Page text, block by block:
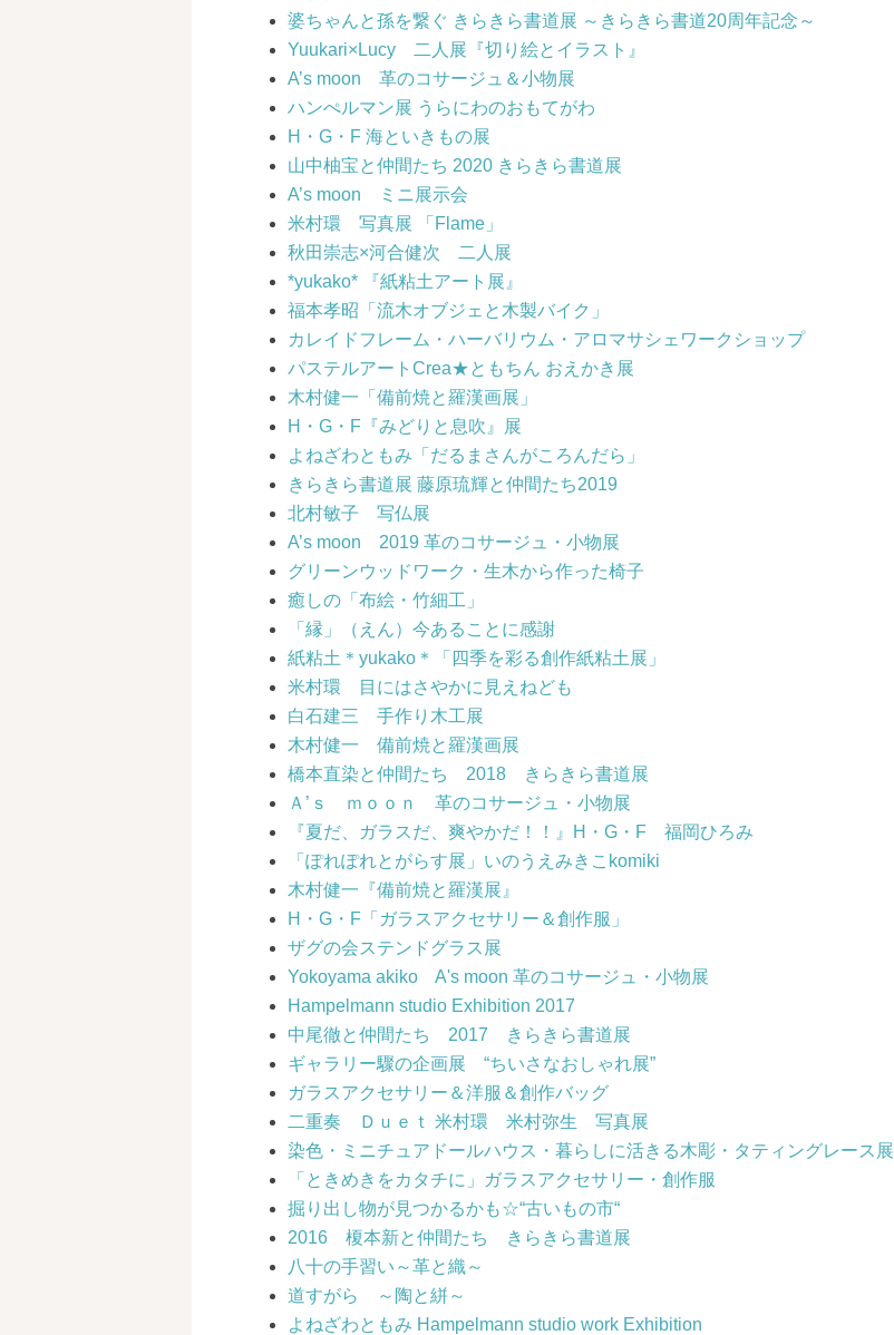
婆ちゃんと孫を繋ぐ きらきら書道展 ～きらきら書道20周年記念～
Yuukari×Lucy 二人展『切り絵とイラスト』
A’s moon 革のコサージュ＆小物展
ハンぺルマン展 うらにわのおもてがわ
H・G・F 海といきもの展
山中柚宝と仲間たち 2020 きらきら書道展
A’s moon ミニ展示会
米村環 写真展 「Flame」
秋田崇志×河合健次 二人展
*yukako* 『紙粘土アート展』
福本孝昭「流木オブジェと木製バイク」
カレイドフレーム・ハーバリウム・アロマサシェワークショップ
パステルアートCrea★ともちん おえかき展
木村健一「備前焼と羅漢画展」
H・G・F『みどりと息吹』展
よねざわともみ「だるまさんがころんだら」
きらきら書道展 藤原琉輝と仲間たち2019
北村敏子 写仏展
A’s moon 2019 革のコサージュ・小物展
グリーンウッドワーク・生木から作った椅子
癒しの「布絵・竹細工」
「縁」（えん）今あることに感謝
紙粘土＊yukako＊「四季を彩る創作紙粘土展」
米村環 目にはさやかに見えねども
白石建三 手作り木工展
木村健一 備前焼と羅漢画展
橋本直染と仲間たち 2018 きらきら書道展
Ａ’ｓ ｍｏｏｎ 革のコサージュ・小物展
『夏だ、ガラスだ、爽やかだ！！』H・G・F 福岡ひろみ
「ぽれぽれとがらす展」いのうえみきこkomiki
木村健一『備前焼と羅漢展』
H・G・F「ガラスアクセサリー＆創作服」
ザグの会ステンドグラス展
Yokoyama akiko A's moon 革のコサージュ・小物展
Hampelmann studio Exhibition 2017
中尾徹と仲間たち 2017 きらきら書道展
ギャラリー驟の企画展 “ちいさなおしゃれ展”
ガラスアクセサリー＆洋服＆創作バッグ
二重奏 Ｄｕｅｔ 米村環 米村弥生 写真展
染色・ミニチュアドールハウス・暮らしに活きる木彫・タティングレース展
「ときめきをカタチに」ガラスアクセサリー・創作服
掘り出し物が見つかるかも☆“古いもの市“
2016 榎本新と仲間たち きらきら書道展
八十の手習い～革と織～
道すがら ～陶と絣～
よねざわともみ Hampelmann studio work Exhibition